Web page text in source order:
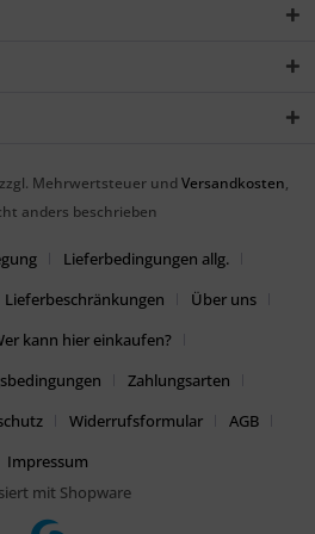
Mehrwertsteuer und Versandkosten,
anders beschrieben
Lieferbedingungen allg.
Lieferbeschränkungen
Über uns
kann hier einkaufen?
Zahlungsarten
Widerrufsformular
AGB
Impressum
mit Shopware